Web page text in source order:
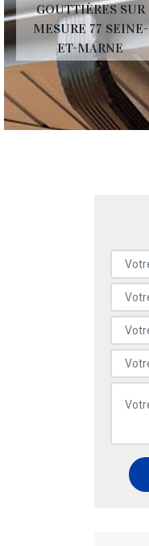
GOUTTIÈRES SUR
MESURE 77 SEINE-
ET-MARNE